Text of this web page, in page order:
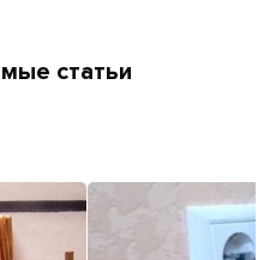
статьи